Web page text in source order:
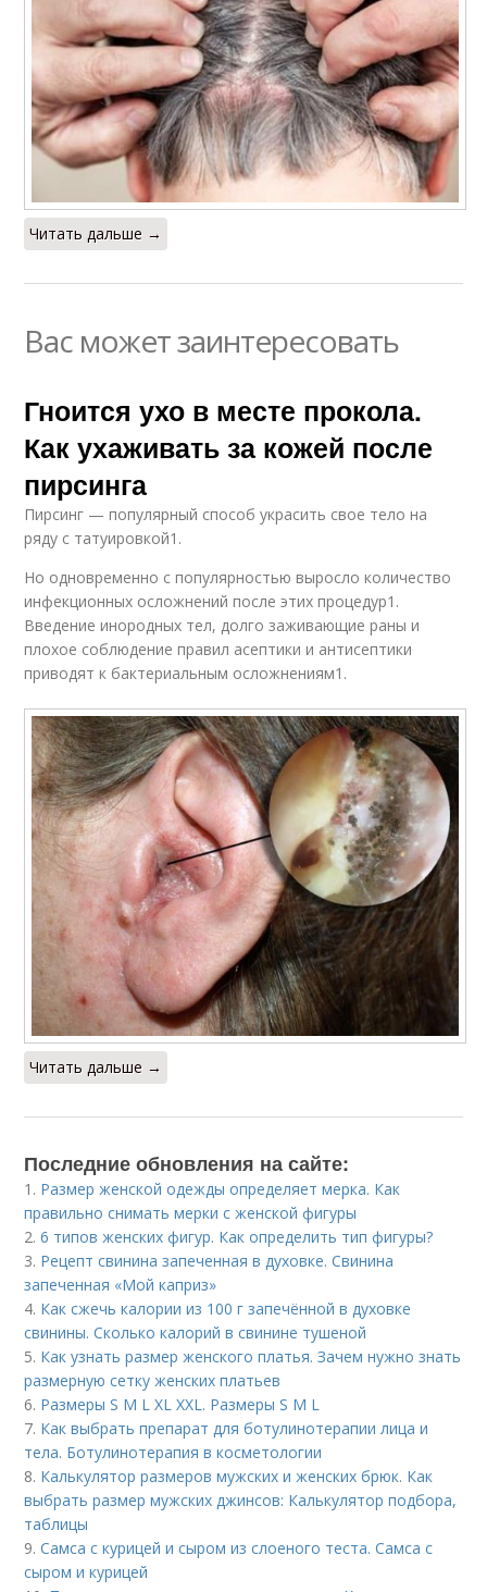
Читать дальше →
Вас может заинтересовать
Гноится ухо в месте прокола.
Как ухаживать за кожей после
пирсинга
Пирсинг — популярный способ украсить свое тело на
ряду с татуировкой1.
Но одновременно с популярностью выросло количество
инфекционных осложнений после этих процедур1.
Введение инородных тел, долго заживающие раны и
плохое соблюдение правил асептики и антисептики
приводят к бактериальным осложнениям1.
Читать дальше →
Последние обновления на сайте:
1. Размер женской одежды определяет мерка. Как
правильно снимать мерки с женской фигуры
2.6 типов женских фигур. Как определить тип фигуры?
3. Рецепт свинина запеченная в духовке. Свинина
запеченная «Мой каприз»
4. Как сжечь калории из 100 г запечённой в духовке
свинины. Сколько калорий в свинине тушеной
5. Как узнать размер женского платья. Зачем нужно знать
размерную сетку женских платьев
6. Размеры S M L XL XXL. Размеры S M L
7. Как выбрать препарат для ботулинотерапии лица и
тела. Ботулинотерапия в косметологии
8. Калькулятор размеров мужских и женских брюк. Как
выбрать размер мужских джинсов: Калькулятор подбора,
таблицы
9.Самса с курицей и сыром из слоеного теста. Самса с
сыром и курицей